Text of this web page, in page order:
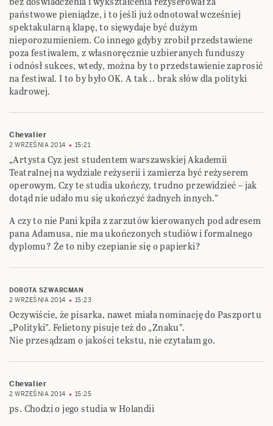
państwowe pieniądze, i to jeśli już odnotował wcześniej
spektakularną klapę, to sięwydaje być dużym
nieporozumieniem. Co innego gdyby zrobił przedstawiene
poza festiwalem, z własnoręcznie uzbieranych funduszy
i odnósł sukces, wtedy, można by to przedstawienie zaprosić
na festiwal. I to by było OK. A tak .. brak słów dla polityki
kadrowej.
Chevalier
2 WRZEŚNIA 2014 15:21
„Artysta Cyz jest studentem warszawskiej Akademii
Teatralnej na wydziale reżyserii i zamierza być reżyserem
operowym. Czy te studia ukończy, trudno przewidzieć – jak
dotąd nie udało mu się ukończyć żadnych innych.”
A czy to nie Pani kpiła z zarzutów kierowanych pod adresem
pana Adamusa, nie ma ukończonych studiów i formalnego
dyplomu? Że to niby czepianie się o papierki?
DOROTA SZWARCMAN
2 WRZEŚNIA 2014
15:23
Oczywiście, że pisarka, nawet miała nominację do Paszportu
„Polityki”. Felietony pisuje też do „Znaku”.
Nie przesądzam o jakości tekstu, nie czytałam go.
Chevalier
2 WRZEŚNIA 2014 15:25
ps. Chodzi o jego studia w Holandii